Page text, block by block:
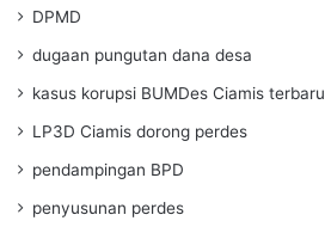
DPMD
dugaan pungutan dana desa
kasus korupsi BUMDes Ciamis terbaru
LP3D Ciamis dorong perdes
pendampingan BPD
penyusunan perdes